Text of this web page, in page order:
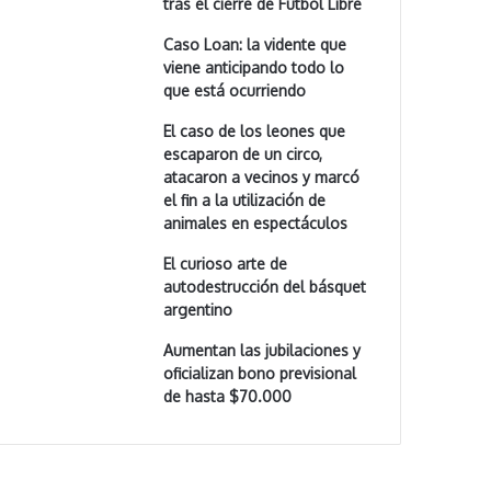
tras el cierre de Fútbol Libre
Caso Loan: la vidente que
viene anticipando todo lo
que está ocurriendo
El caso de los leones que
escaparon de un circo,
atacaron a vecinos y marcó
el fin a la utilización de
animales en espectáculos
El curioso arte de
autodestrucción del básquet
argentino
Aumentan las jubilaciones y
oficializan bono previsional
de hasta $70.000